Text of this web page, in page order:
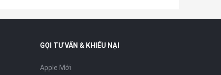
GỌI TƯ VẤN & KHIẾU NẠI
Apple Mới